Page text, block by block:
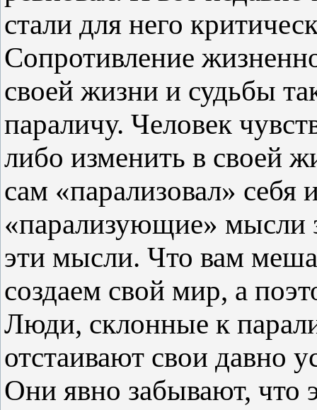
стали для него
Сопротивление
своей жизни и судьбы
параличу. Человек
либо изменить в своей
сам «парализовал» себя
«парализующие» мысли
эти мысли. Что вам
создаем свой мир, а
Люди, склонные к
отстаивают свои давно
Они явно забывают, что